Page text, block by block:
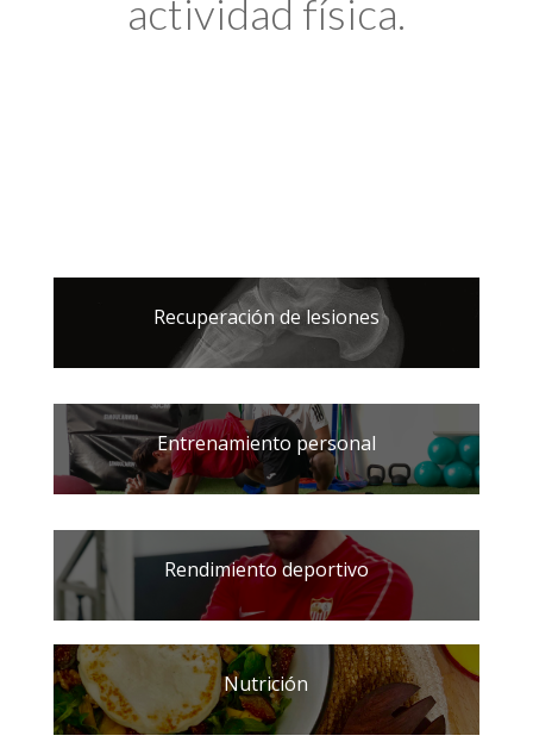
actividad física.
Recuperación de lesiones
Entrenamiento personal
Rendimiento deportivo
Nutrición